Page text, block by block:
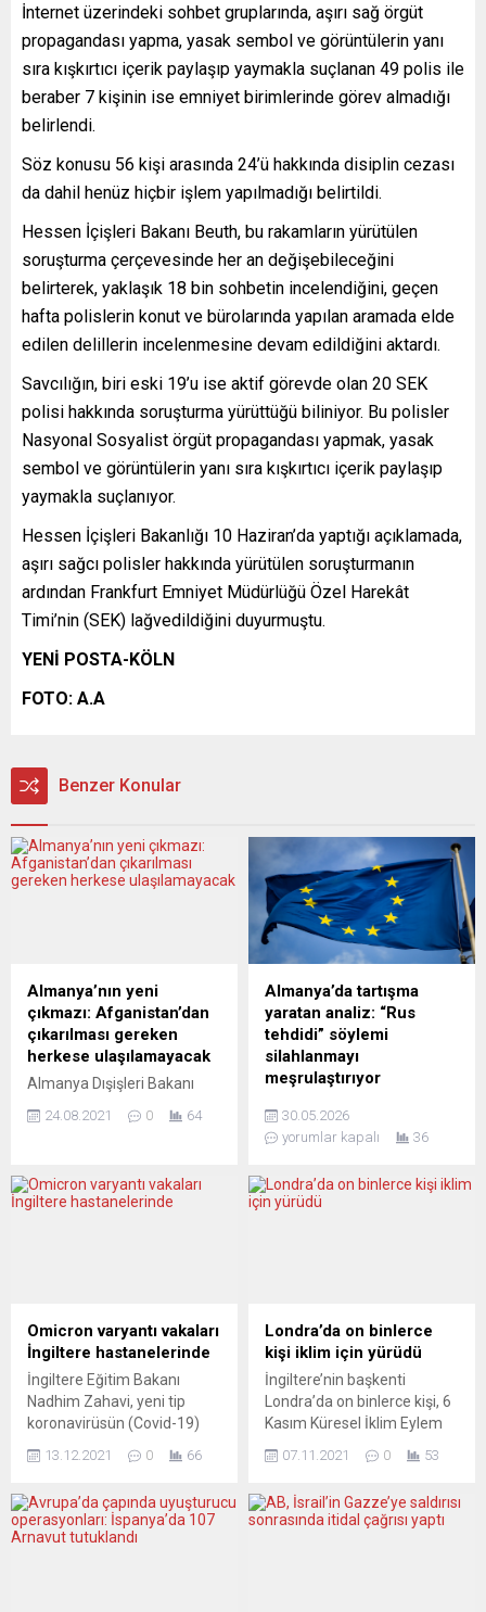
İnternet üzerindeki sohbet gruplarında, aşırı sağ örgüt
propagandası yapma, yasak sembol ve görüntülerin yanı
sıra kışkırtıcı içerik paylaşıp yaymakla suçlanan 49 polis ile
beraber 7 kişinin ise emniyet birimlerinde görev almadığı
belirlendi.
Söz konusu 56 kişi arasında 24’ü hakkında disiplin cezası
da dahil henüz hiçbir işlem yapılmadığı belirtildi.
Hessen İçişleri Bakanı Beuth, bu rakamların yürütülen
soruşturma çerçevesinde her an değişebileceğini
belirterek, yaklaşık 18 bin sohbetin incelendiğini, geçen
hafta polislerin konut ve bürolarında yapılan aramada elde
edilen delillerin incelenmesine devam edildiğini aktardı.
Savcılığın, biri eski 19’u ise aktif görevde olan 20 SEK
polisi hakkında soruşturma yürüttüğü biliniyor. Bu polisler
Nasyonal Sosyalist örgüt propagandası yapmak, yasak
sembol ve görüntülerin yanı sıra kışkırtıcı içerik paylaşıp
yaymakla suçlanıyor.
Hessen İçişleri Bakanlığı 10 Haziran’da yaptığı açıklamada,
aşırı sağcı polisler hakkında yürütülen soruşturmanın
ardından Frankfurt Emniyet Müdürlüğü Özel Harekât
Timi’nin (SEK) lağvedildiğini duyurmuştu.
YENİ POSTA-KÖLN
FOTO: A.A
Benzer Konular
Almanya’nın yeni
çıkmazı: Afganistan’dan
çıkarılması gereken
herkese ulaşılamayacak
Almanya Dışişleri Bakanı
kadar Afganistan’dan
edemeyeceklerini söyledi.
Heiko Maas, Bild gazetesinin
gün fazla sürse bile bu
sürenin Almanya veya
ABD’nin ülkeden çıkarmak
istediği kişilerin tahliye
edilmesi için yetmeyeceğini
belirtti....
24.08.2021 0 64
Almanya’da tartışma
yaratan analiz: “Rus
tehdidi” söylemi
silahlanmayı
meşrulaştırıyor
eleştirel politika ve medya
analiz platformlarından
yayımlanan bir
değerlendirme, Avrupa’daki
sert biçimde sorguladı.
Gazeteci ve siyaset
yorumcusu Jens Berger, son
yazısında Greenpeace
tarafından hazırlanan
“Europa allein zu Haus?”
başlıklı araştırmaya dikkat
karşısında askeri...
30.05.2026
yorumlar kapalı
36
Omicron varyantı vakaları
İngiltere hastanelerinde
İngiltere Eğitim Bakanı
Nadhim Zahavi, yeni tip
koronavirüsün (Covid-19)
hastanelerde tedavi
Eylüldeki kabine
değişikliğinden önce
13.12.2021 0 66
Londra’da on binlerce
kişi iklim için yürüdü
İngiltere’nin başkenti
Londra’da on binlerce kişi, 6
Kasım Küresel İklim Eylem
düzenleyerek, ülkelerin iklim
güçlü politikalar uygulaması
çağrısında bulundu.
07.11.2021 0 53